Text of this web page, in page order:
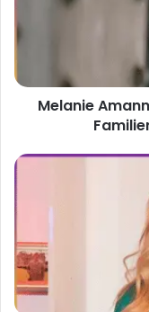
Sie
über
Familienleben
wissenMelanie
Ist
Blick
hinter
das